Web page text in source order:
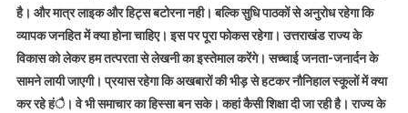
है। और मात्र लाइक और हिट्स बटोरना नही। बल्कि सुधि पाठकों से अनुरोध रहेगा कि
व्यापक जनहित में क्या होना चाहिए। इस पर पूरा फोकस रहेगा। उत्तराखंड राज्य के
विकास को लेकर हम तत्परता से लेखनी का इस्तेमाल करेंगे। सच्चाई जनता-जनार्दन के
सामने लायी जाएगी। प्रयास रहेगा कि अखबारों की भीड़ से हटकर नौनिहाल स्कूलों में क्या
कर रहे हंै। वे भी समाचार का हिस्सा बन सके। कहां कैसी शिक्षा दी जा रही है। राज्य के